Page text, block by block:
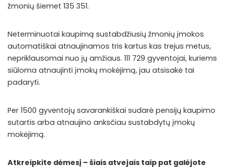
žmonių šiemet 135 351.
Neterminuotai kaupimą sustabdžiusių žmonių įmokos
automatiškai atnaujinamos tris kartus kas trejus metus,
nepriklausomai nuo jų amžiaus. 111 729 gyventojai, kuriems
siūloma atnaujinti įmokų mokėjimą, jau atsisakė tai
padaryti.
Per 1500 gyventojų savarankiškai sudarė pensijų kaupimo
sutartis arba atnaujino anksčiau sustabdytų įmokų
mokėjimą.
Atkreipkite dėmesį – šiais atvejais taip pat galėjote